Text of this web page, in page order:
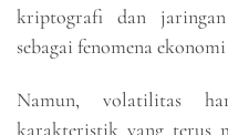
kriptografi dan
sebagai fenomena
Namun, volatilitas
karakteristik yang terus